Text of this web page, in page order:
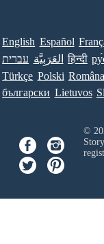
English Español
עברית العَرَبِيَّة हिन्दी
Türkçe Polski Româna
български Lietuvos
©